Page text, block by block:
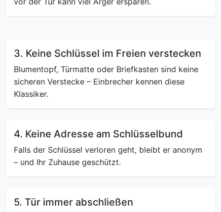
3. Keine Schlüssel im Freien verstecken
Blumentopf, Türmatte oder Briefkasten sind keine
sicheren Verstecke – Einbrecher kennen diese
Klassiker.
4. Keine Adresse am Schlüsselbund
Falls der Schlüssel verloren geht, bleibt er anonym
– und Ihr Zuhause geschützt.
5. Tür immer abschließen